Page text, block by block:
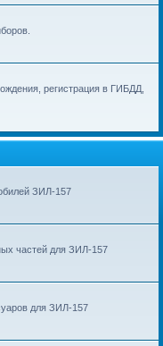
регистрация в ГИБДД,
ЗИЛ-157
частей для ЗИЛ-157
для ЗИЛ-157